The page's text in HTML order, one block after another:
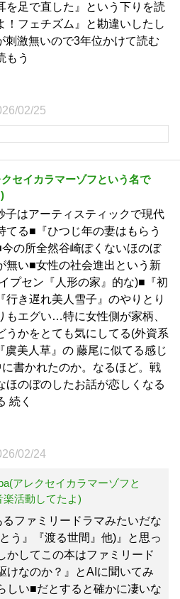
を足で直した』という下りを読
！フェチズム』と勘違いしたし
刺激無いので3年位かけて読む
もう
02/25
セイカラマーゾフという名で
子はアーティスティックで現代
てる■『ひつじ年の妻はもらう
の所全然谷崎ぽくないほのぼ
い■女性の社会進出という新
プセン『人形の家』的な)■『初
行き遅れ美人雪子』のやりとり
もエグい…特に女性側が家柄、
うかをとても気にしてる(外資系
虞美人草』の 藤尾に似てる感じ
書かれたのか。なるほど。戦
ほのぼのしたお話が恋しくなる
続く
02/24
アレクセイカラマーゾフと
楽活動してたよ)
ファミリードラマみたいだな
う』『渡る世間』他)』と思っ
かしてこの本はファミリード
けなのか？』とAIに聞いてみ
しい■だとすると確かに凄いな